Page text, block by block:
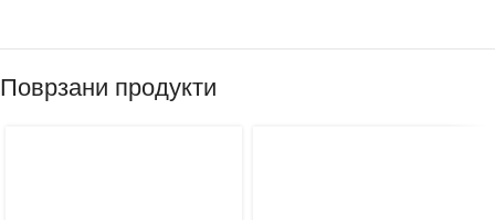
Поврзани продукти